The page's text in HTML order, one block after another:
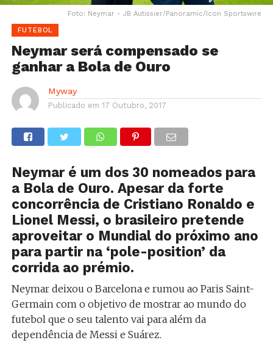
Foto: Neymar - JB Autissier/Panoramic/Icon Sportswire
FUTEBOL
Neymar será compensado se
ganhar a Bola de Ouro
Myway
Publicado em 17 Outubro, 2017
Neymar é um dos 30 nomeados para
a Bola de Ouro. Apesar da forte
concorrência de Cristiano Ronaldo e
Lionel Messi, o brasileiro pretende
aproveitar o Mundial do próximo ano
para partir na ‘pole-position’ da
corrida ao prémio.
Neymar deixou o Barcelona e rumou ao Paris Saint-
Germain com o objetivo de mostrar ao mundo do
futebol que o seu talento vai para além da
dependência de Messi e Suárez.